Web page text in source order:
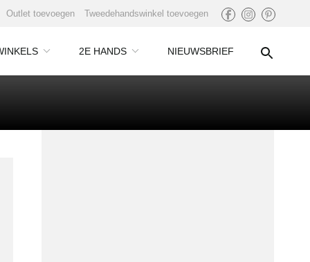
Outlet toevoegen Tweedehandswinkel toevoegen
2E HANDS NIEUWSBRIEF